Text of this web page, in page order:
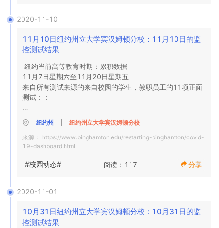
阳性
0
阳性率
布鲁姆县卫生署对检测结果进行了验证
NA
全面测试
3
阳性率
旧工会大厅的监控测试结果
0
全面测试
0
阳性
0%
阳性率
54
全面测试
阳性
1.9％
阳性率
2020-11-10
11月10日纽约州立大学宾汉姆顿分校：11月10日的监
控测试结果
纽约当前高等教育时期：累积数据
11月7日星期六至11月20日星期五
来自所有测试来源的来自校园的学生，教职员工的11项正面
测试：：
0-旧联盟大厅的校园内监控测试
11-有症状学生的百得学生健康服务测试
0-布鲁姆县卫生部报告给我们的测试自我报告测试
每日数据
2020年11月9日
全面测试
纽约州
纽约州立大学宾汉姆顿分校
来源： https://www.binghamton.edu/restarting-binghamton/covid-
19-dashboard.html
#校园动态# 阅读：117 分享
2020-11-01
10月31日纽约州立大学宾汉姆顿分校：10月31日的监
控测试结果